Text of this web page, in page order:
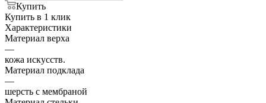
Купить
Купить в 1 клик
Характеристики
Материал верха
—
кожа искусств.
Материал подклада
—
шерсть с мембраной